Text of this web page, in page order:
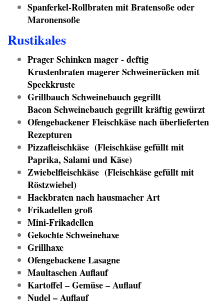
Spanferkel-Rollbraten mit Bratensoße oder
Maronensoße
Rustikales
Prager Schinken mager - deftig
Krustenbraten magerer Schweinerücken mit
Speckkruste
Grillbauch Schweinebauch gegrillt
Bacon Schweinebauch gegrillt kräftig gewürzt
Ofengebackener Fleischkäse nach überlieferten
Rezepturen
Pizzafleischkäse (Fleischkäse gefüllt mit
Paprika, Salami und Käse)
Zwiebelfleischkäse (Fleischkäse gefüllt mit
Röstzwiebel)
Hackbraten nach hausmacher Art
Frikadellen groß
Mini-Frikadellen
Gekochte Schweinehaxe
Grillhaxe
Ofengebackene Lasagne
Maultaschen Auflauf
Kartoffel – Gemüse – Auflauf
Nudel – Auflauf